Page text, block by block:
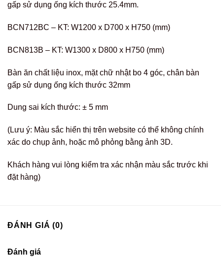
gấp sử dụng ống kích thước 25.4mm.
BCN712BC – KT: W1200 x D700 x H750 (mm)
BCN813B – KT: W1300 x D800 x H750 (mm)
Bàn ăn chất liệu inox, mặt chữ nhật bo 4 góc, chân bàn
gấp sử dụng ống kích thước 32mm
Dung sai kích thước: ± 5 mm
(Lưu ý: Màu sắc hiển thị trên website có thể không chính
xác do chụp ảnh, hoặc mô phỏng bằng ảnh 3D.
Khách hàng vui lòng kiểm tra xác nhận màu sắc trước khi
đặt hàng)
ĐÁNH GIÁ (0)
Đánh giá